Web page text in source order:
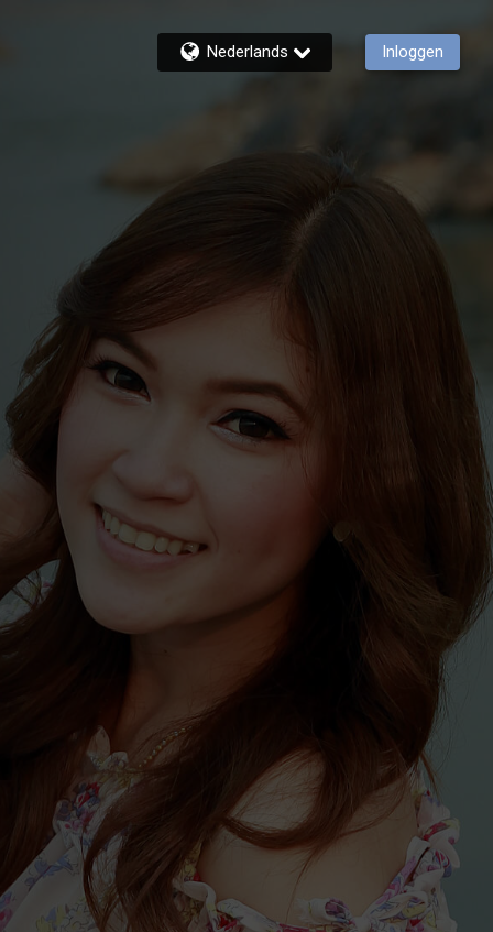
Nederlands Inloggen